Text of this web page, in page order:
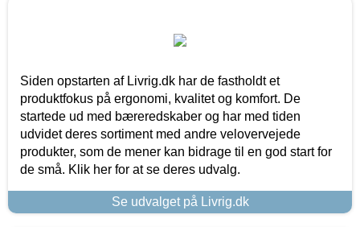
Siden opstarten af Livrig.dk har de fastholdt et
produktfokus på ergonomi, kvalitet og komfort. De
startede ud med bæreredskaber og har med tiden
udvidet deres sortiment med andre velovervejede
produkter, som de mener kan bidrage til en god start for
de små. Klik her for at se deres udvalg.
Se udvalget på Livrig.dk